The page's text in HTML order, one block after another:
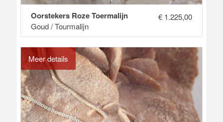
Oorstekers Roze Toermalijn
Goud / Tourmalijn
€1.225,00
Meer details